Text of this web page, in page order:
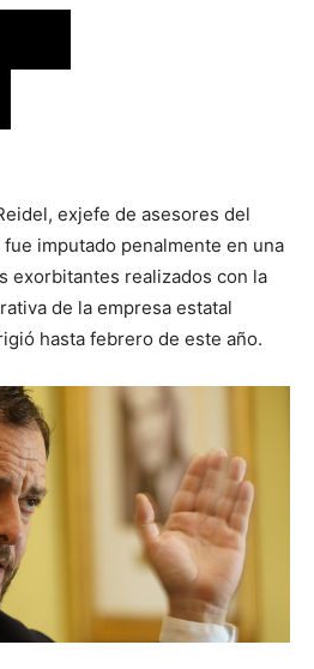
exjefe de asesores del
imputado penalmente en una
exorbitantes realizados con la
de la empresa estatal
hasta febrero de este año.